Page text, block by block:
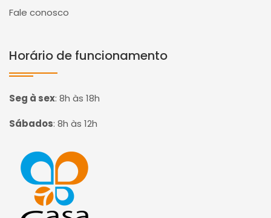
Fale conosco
Horário de funcionamento
Seg à sex: 8h às 18h
Sábados: 8h às 12h
Página inicial